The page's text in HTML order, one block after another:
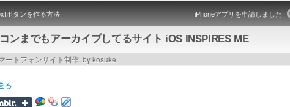
ボタンを作る方法 iPhoneアプリを申請しました
ンまでもアーカイブしてるサイト iOS INSPIRES ME
ートフォンサイト制作, by kosuke
る